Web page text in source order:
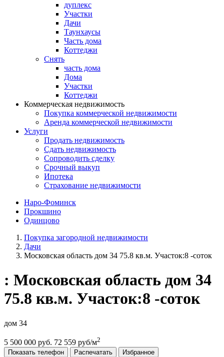
дуплекс
Участки
Дачи
Таунхаусы
Часть дома
Коттеджи
Снять
часть дома
Дома
Участки
Коттеджи
Коммерческая недвижимость
Покупка коммерческой недвижимости
Аренда коммерческой недвижимости
Услуги
Продать недвижимость
Сдать недвижимость
Сопроводить сделку
Срочный выкуп
Ипотека
Страхование недвижимости
Наро-Фоминск
Прокшино
Одинцово
Покупка загородной недвижимости
Дачи
Московская область дом 34 75.8 кв.м. Участок:8 -соток
: Московская область дом 34
75.8 кв.м. Участок:8 -соток
дом 34
5 500 000 руб. 72 559 руб/м2
Показать телефон
Распечатать Избранное